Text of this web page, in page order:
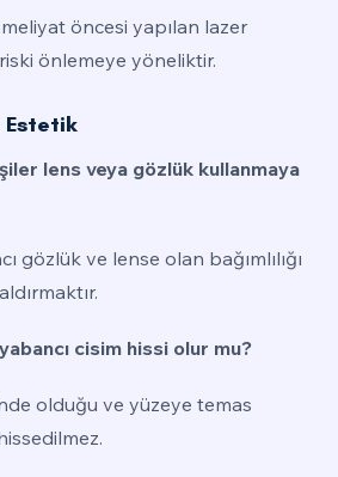
öncesi yapılan lazer
önlemeye yöneliktir.
Estetik
lens veya gözlük kullanmaya
gözlük ve lense olan bağımlılığı
cisim hissi olur mu?
olduğu ve yüzeye temas